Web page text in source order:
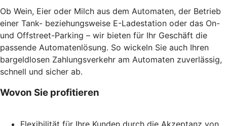
Ob Wein, Eier oder Milch aus dem Automaten, der Betrieb
einer Tank- beziehungsweise E-Ladestation oder das On-
und Offstreet-Parking – wir bieten für Ihr Geschäft die
passende Automatenlösung. So wickeln Sie auch Ihren
bargeldlosen Zahlungsverkehr am Automaten zuverlässig,
schnell und sicher ab.
Wovon Sie profitieren
Flexibilität für Ihre Kunden durch die Akzeptanz von